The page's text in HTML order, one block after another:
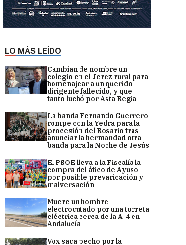
LO MÁS LEÍDO
Cambian de nombre un
colegio en el Jerez rural para
homenajear a un querido
dirigente fallecido, y que
tanto luchó por Asta Regia
La banda Fernando Guerrero
rompe con la Yedra para la
procesión del Rosario tras
anunciar la hermandad otra
banda para la Noche de Jesús
El PSOE lleva a la Fiscalía la
compra del ático de Ayuso
por posible prevaricación y
malversación
Muere un hombre
electrocutado por una torreta
eléctrica cerca de la A-4 en
Andalucía
Vox saca pecho por la